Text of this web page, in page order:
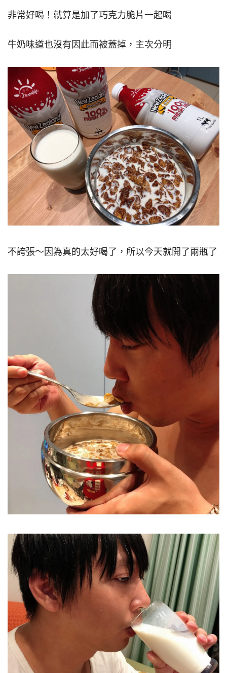
非常好喝！就算是加了巧克力脆片一起喝
牛奶味道也沒有因此而被蓋掉，主次分明
不誇張～因為真的太好喝了，所以今天就開了兩瓶了